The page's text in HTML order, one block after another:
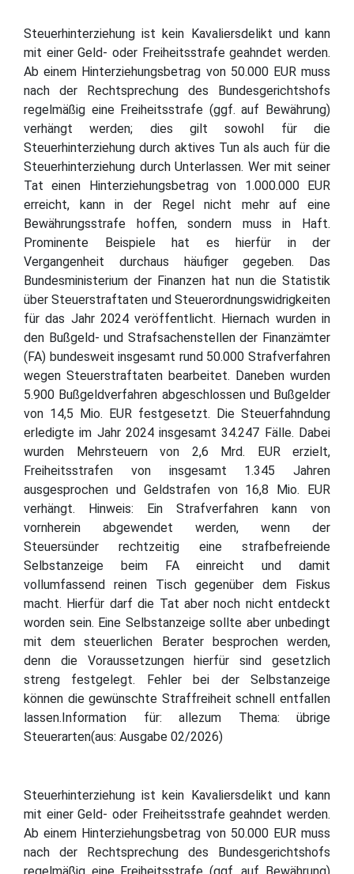
Steuerhinterziehung ist kein Kavaliersdelikt und kann
mit einer Geld- oder Freiheitsstrafe geahndet werden.
Ab einem Hinterziehungsbetrag von 50.000 EUR muss
nach der Rechtsprechung des Bundesgerichtshofs
regelmäßig eine Freiheitsstrafe (ggf. auf Bewährung)
verhängt werden; dies gilt sowohl für die
Steuerhinterziehung durch aktives Tun als auch für die
Steuerhinterziehung durch Unterlassen. Wer mit seiner
Tat einen Hinterziehungsbetrag von 1.000.000 EUR
erreicht, kann in der Regel nicht mehr auf eine
Bewährungsstrafe hoffen, sondern muss in Haft.
Prominente Beispiele hat es hierfür in der
Vergangenheit durchaus häufiger gegeben. Das
Bundesministerium der Finanzen hat nun die Statistik
über Steuerstraftaten und Steuerordnungswidrigkeiten
für das Jahr 2024 veröffentlicht. Hiernach wurden in
den Bußgeld- und Strafsachenstellen der Finanzämter
(FA) bundesweit insgesamt rund 50.000 Strafverfahren
wegen Steuerstraftaten bearbeitet. Daneben wurden
5.900 Bußgeldverfahren abgeschlossen und Bußgelder
von 14,5 Mio. EUR festgesetzt. Die Steuerfahndung
erledigte im Jahr 2024 insgesamt 34.247 Fälle. Dabei
wurden Mehrsteuern von 2,6 Mrd. EUR erzielt,
Freiheitsstrafen von insgesamt 1.345 Jahren
ausgesprochen und Geldstrafen von 16,8 Mio. EUR
verhängt. Hinweis: Ein Strafverfahren kann von
vornherein abgewendet werden, wenn der
Steuersünder rechtzeitig eine strafbefreiende
Selbstanzeige beim FA einreicht und damit
vollumfassend reinen Tisch gegenüber dem Fiskus
macht. Hierfür darf die Tat aber noch nicht entdeckt
worden sein. Eine Selbstanzeige sollte aber unbedingt
mit dem steuerlichen Berater besprochen werden,
denn die Voraussetzungen hierfür sind gesetzlich
streng festgelegt. Fehler bei der Selbstanzeige
können die gewünschte Straffreiheit schnell entfallen
lassen.Information für: allezum Thema: übrige
Steuerarten(aus: Ausgabe 02/2026)
Steuerhinterziehung ist kein Kavaliersdelikt und kann
mit einer Geld- oder Freiheitsstrafe geahndet werden.
Ab einem Hinterziehungsbetrag von 50.000 EUR muss
nach der Rechtsprechung des Bundesgerichtshofs
regelmäßig eine Freiheitsstrafe (ggf. auf Bewährung)